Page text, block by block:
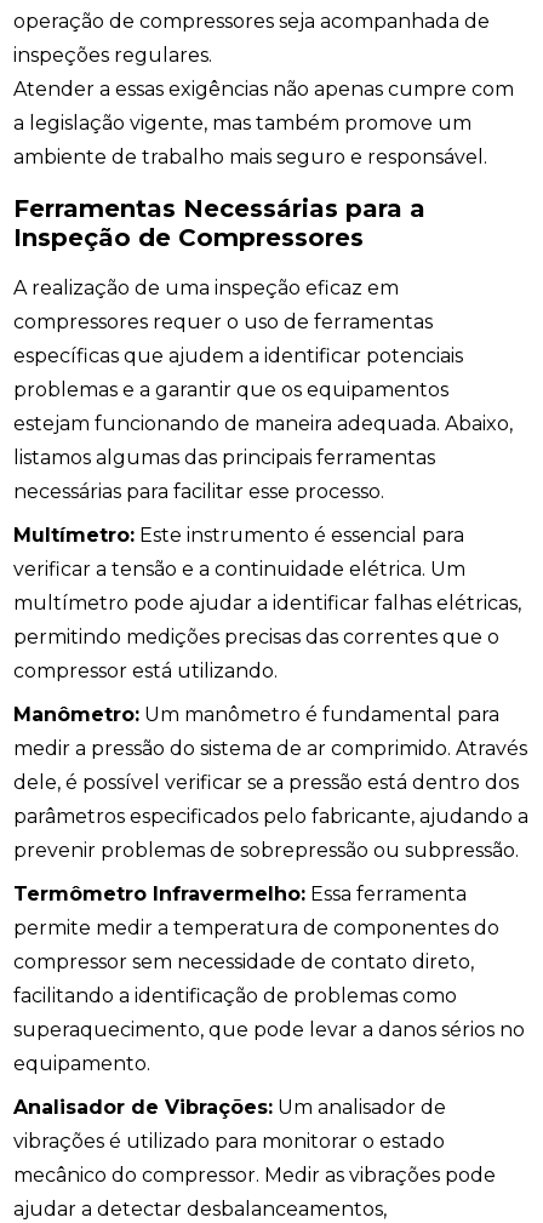
operação de compressores seja acompanhada de
inspeções regulares.
Atender a essas exigências não apenas cumpre com
a legislação vigente, mas também promove um
ambiente de trabalho mais seguro e responsável.
Ferramentas Necessárias para a
Inspeção de Compressores
A realização de uma inspeção eficaz em
compressores requer o uso de ferramentas
específicas que ajudem a identificar potenciais
problemas e a garantir que os equipamentos
estejam funcionando de maneira adequada. Abaixo,
listamos algumas das principais ferramentas
necessárias para facilitar esse processo.
Multímetro: Este instrumento é essencial para
verificar a tensão e a continuidade elétrica. Um
multímetro pode ajudar a identificar falhas elétricas,
permitindo medições precisas das correntes que o
compressor está utilizando.
Manômetro: Um manômetro é fundamental para
medir a pressão do sistema de ar comprimido. Através
dele, é possível verificar se a pressão está dentro dos
parâmetros especificados pelo fabricante, ajudando a
prevenir problemas de sobrepressão ou subpressão.
Termômetro Infravermelho: Essa ferramenta
permite medir a temperatura de componentes do
compressor sem necessidade de contato direto,
facilitando a identificação de problemas como
superaquecimento, que pode levar a danos sérios no
equipamento.
Analisador de Vibrações: Um analisador de
vibrações é utilizado para monitorar o estado
mecânico do compressor. Medir as vibrações pode
ajudar a detectar desbalanceamentos,